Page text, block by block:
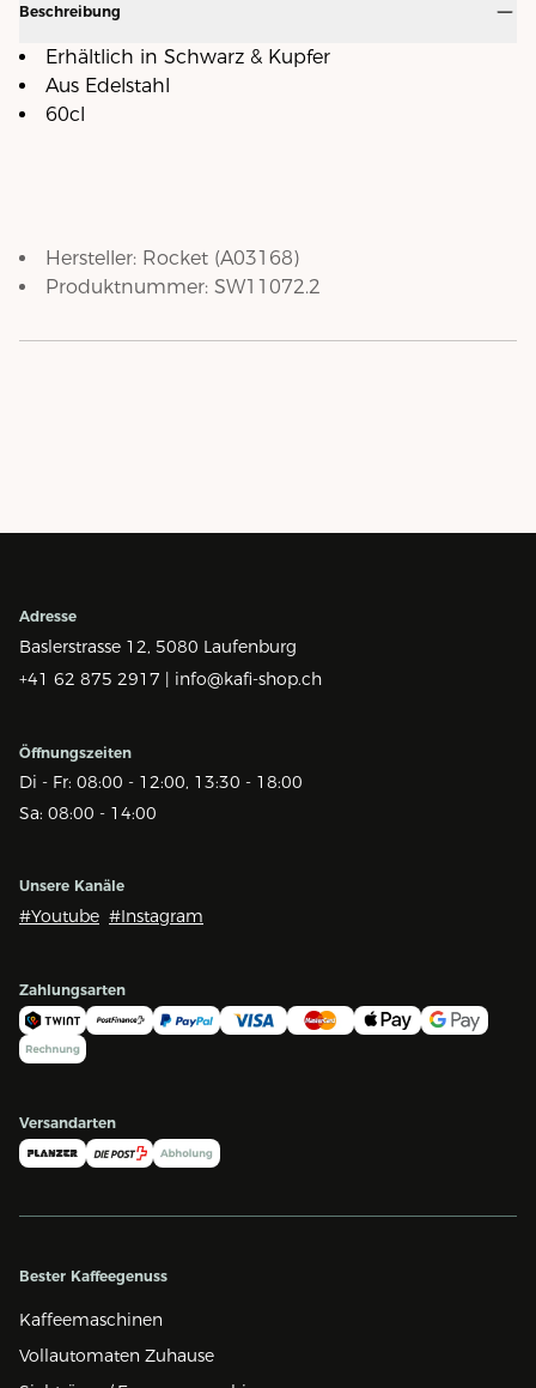
Beschreibung
Erhältlich in Schwarz & Kupfer
Aus Edelstahl
60cl
Hersteller: Rocket (A03168)
Produktnummer: SW11072.2
Adresse
Baslerstrasse 12, 5080 Laufenburg
+41 62 875 2917 | info@kafi-shop.ch
Öffnungszeiten
Di - Fr: 08:00 - 12:00, 13:30 - 18:00
Sa: 08:00 - 14:00
Unsere Kanäle
#Youtube #Instagram
Zahlungsarten
Versandarten
Bester Kaffeegenuss
Kaffeemaschinen
Vollautomaten Zuhause